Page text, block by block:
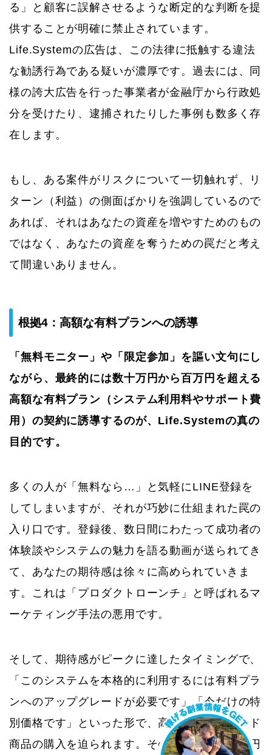
る」と顧客に誤解させるような断定的な判断を提
供することが明確に禁止されています。
Life.Systemの広告は、この法律に抵触する違法
な勧誘行為である疑いが濃厚です。過去には、同
様の誇大広告を行った事業者が金融庁から行政処
分を受けたり、逮捕されたりした事例も数多く存
在します。
もし、ある案件がリスクについて一切触れず、リ
ターン（利益）の側面ばかりを強調しているので
あれば、それはあなたの資産を増やすためのもの
ではなく、あなたの資産を奪うための罠だと考え
て間違いありません。
根拠4：高額な有料プランへの誘導
「無料モニター」や「限定参加」を謳い文句にし
ながら、最終的には数十万円から百万円を超える
高額な有料プラン（システム利用料やサポート費
用）の契約に誘導するのが、Life.Systemの真の
目的です。
多くの人が「無料なら…」と気軽にLINE登録を
してしまいますが、それが巧妙に仕組まれた罠の
入り口です。登録後、数日間にわたって成功者の
体験談やシステムの魅力を語る動画が送られてき
て、あなたの期待感は徐々に高められていきま
す。これは「プロダクトローンチ」と呼ばれるマ
ーケティング手法の悪用です。
そして、期待感がピークに達したタイミングで、
「このシステムを本格的に利用するには有料プラ
ンへのアップグレードが必要です」「今だけの特
別価格です」といった形で、高額なバックエンド
商品の購入を迫られます。その金額は、数十万円